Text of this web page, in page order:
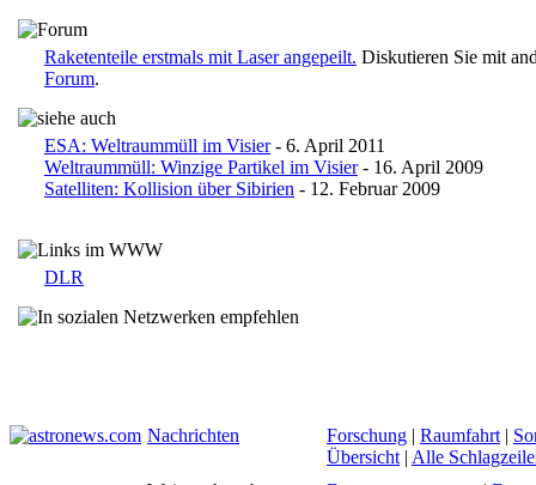
Raketenteile erstmals mit Laser angepeilt. Diskutieren Sie mit
Forum.
ESA: Weltraummüll im Visier- 6. April 2011
Weltraummüll: Winzige Partikel im Visier- 16. April 2009
Satelliten: Kollision über Sibirien - 12. Februar 2009
DLR
Nachrichten Forschung | Raumfahrt |
Übersicht | Alle